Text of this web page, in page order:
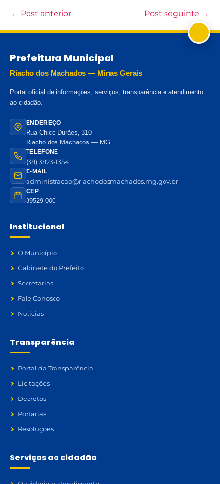
← Post anterior Post seguinte →
Prefeitura Municipal
Riacho dos Machados — Minas Gerais
Portal oficial de informações, serviços, transparência e atendimento
ao cidadão.
ENDEREÇO
Rua Chico Durães, 310
Riacho dos Machados — MG
TELEFONE
(38) 3823-1354
E-MAIL
administracao@riachodosmachados.mg.gov.br
CEP
39529-000
Institucional
O Município
Gabinete do Prefeito
Secretarias
Fale Conosco
Notícias
Transparência
Portal da Transparência
Licitações
Decretos
Portarias
Resoluções
Serviços ao cidadão